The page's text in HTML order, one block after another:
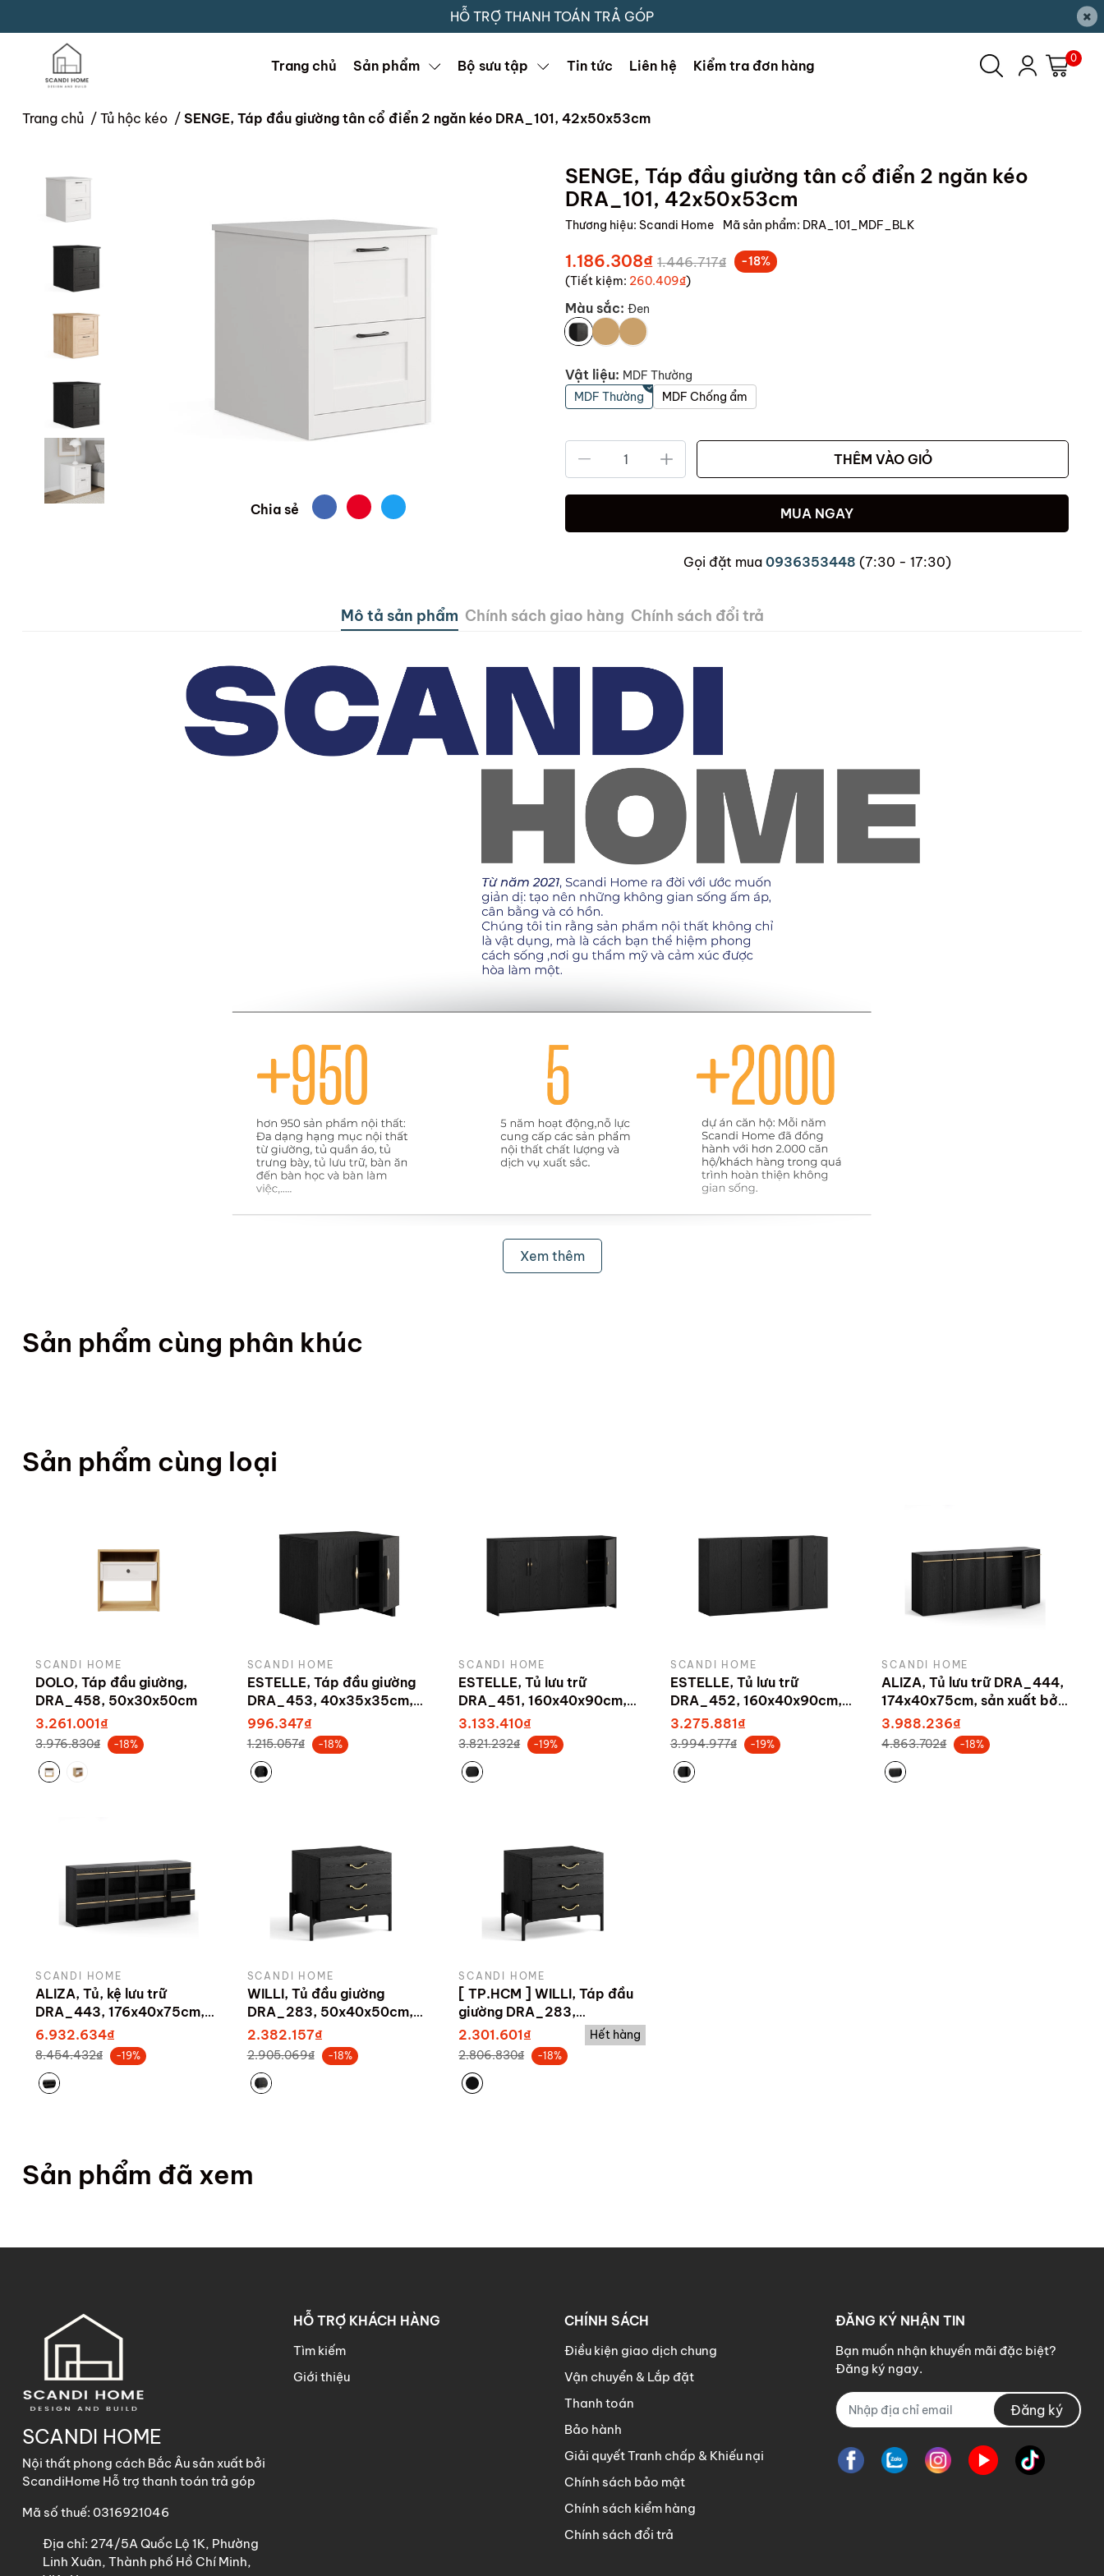
HỖ TRỢ THANH TOÁN TRẢ GÓP ×
Trang chủ Sản phẩm Bộ sưu tập Tin tức Liên hệ Kiểm tra đơn hàng 0
Trang chủ / Tủ hộc kéo / SENGE, Táp đầu giường tân cổ điển 2 ngăn kéo DRA_101, 42x50x53cm
Chia sẻ
SENGE, Táp đầu giường tân cổ điển 2 ngăn kéo
DRA_101, 42x50x53cm
Thương hiệu: Scandi Home Mã sản phẩm: DRA_101_MDF_BLK
1.186.308₫ 1.446.717₫
-18%
(Tiết kiệm: 260.409₫)
Màu sắc: Đen
Vật liệu: MDF Thường
MDF Thường
MDF Chống ẩm
THÊM VÀO GIỎ
MUA NGAY
Gọi đặt mua 0936353448 (7:30 - 17:30)
Mô tả sản phẩm Chính sách giao hàng Chính sách đổi trả
Xem thêm
Sản phẩm cùng phân khúc
Sản phẩm cùng loại
SCANDI HOME
DOLO, Táp đầu giường,
DRA_458, 50x30x50cm
3.261.001₫
3.976.830₫ -18%
SCANDI HOME
ESTELLE, Táp đầu giường
DRA_453, 40x35x35cm,
sản xuất bởi Scandi Home
996.347₫
1.215.057₫ -18%
SCANDI HOME
ESTELLE, Tủ lưu trữ
DRA_451, 160x40x90cm,
sản xuất bởi Scandi Home
3.133.410₫
3.821.232₫ -19%
SCANDI HOME
ESTELLE, Tủ lưu trữ
DRA_452, 160x40x90cm,
sản xuất bởi Scandi Home
3.275.881₫
3.994.977₫ -19%
SCANDI HOME
ALIZA, Tủ lưu trữ DRA_444,
174x40x75cm, sản xuất bởi
Scandi Home
3.988.236₫
4.863.702₫ -18%
SCANDI HOME
ALIZA, Tủ, kệ lưu trữ
DRA_443, 176x40x75cm,
sản xuất bởi Scandi Home
6.932.634₫
8.454.432₫ -19%
SCANDI HOME
WILLI, Tủ đầu giường
DRA_283, 50x40x50cm,
Scandi Home
2.382.157₫
2.905.069₫ -18%
SCANDI HOME
[ TP.HCM ] WILLI, Táp đầu
giường DRA_283,
50x40x50cm
2.301.601₫
2.806.830₫ -18%
Hết hàng
Sản phẩm đã xem
SCANDI HOME
Nội thất phong cách Bắc Âu sản xuất bởi
ScandiHome Hỗ trợ thanh toán trả góp
Mã số thuế: 0316921046
Địa chỉ: 274/5A Quốc Lộ 1K, Phường
Linh Xuân, Thành phố Hồ Chí Minh,
HỖ TRỢ KHÁCH HÀNG
Tìm kiếm
Giới thiệu
CHÍNH SÁCH
Điều kiện giao dịch chung
Vận chuyển & Lắp đặt
Thanh toán
Bảo hành
Giải quyết Tranh chấp & Khiếu nại
Chính sách bảo mật
Chính sách kiểm hàng
Chính sách đổi trả
ĐĂNG KÝ NHẬN TIN
Bạn muốn nhận khuyến mãi đặc biệt?
Đăng ký ngay.
Đăng ký